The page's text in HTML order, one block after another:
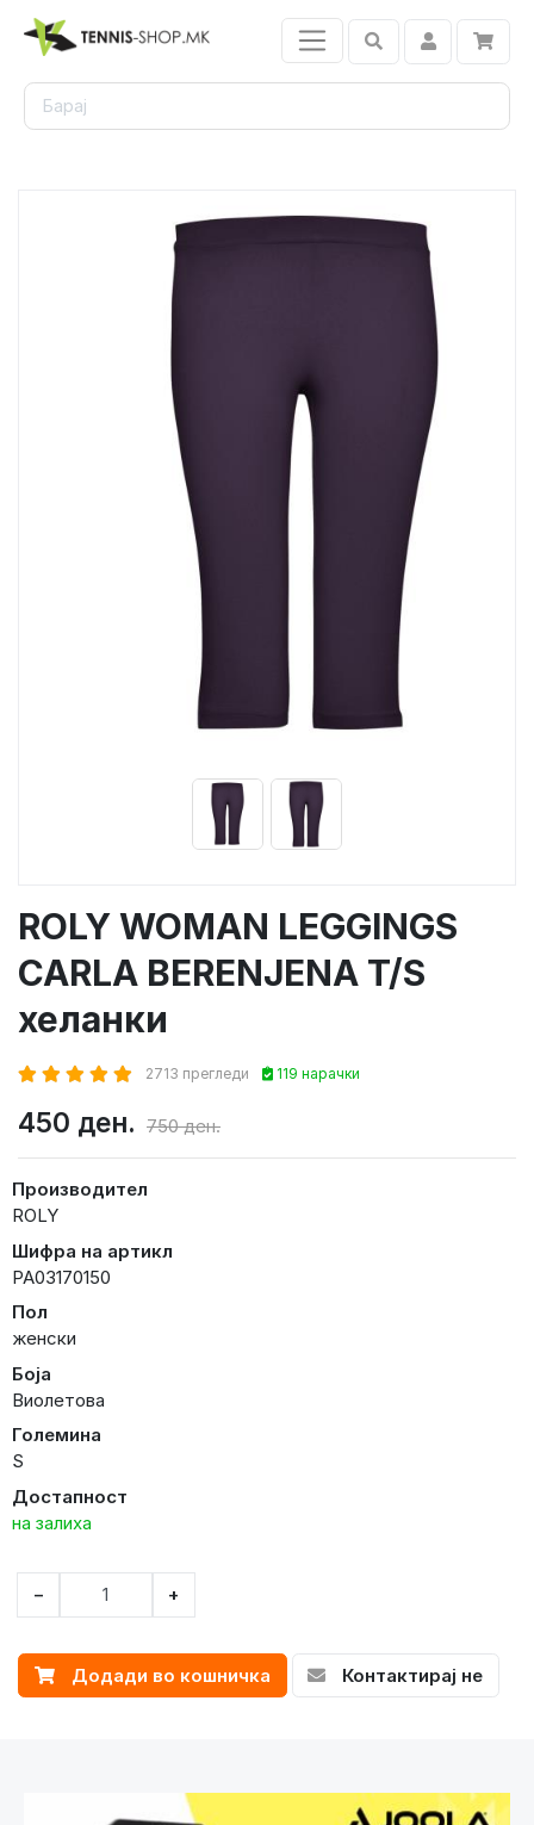
ROLY WOMAN LEGGINGS
CARLA BERENJENA T/S
хеланки
2713 прегледи 119 нарачки
450 ден. 750 ден.
Производител
ROLY
Шифра на артикл
PA03170150
Пол
женски
Боја
Виолетова
Големина
S
Достапност
на залиха
− +
Додади во кошничка Контактирај не